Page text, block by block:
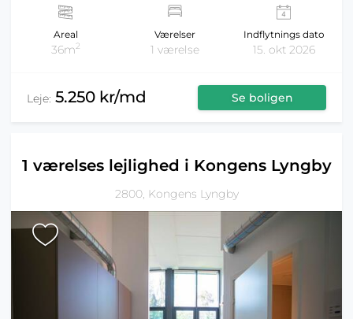
Areal
36m2
Værelser
1 værelse
Indflytnings dato
15. okt 2026
Leje: 5.250 kr/md Se boligen
1 værelses lejlighed i Kongens Lyngby
2800, Kongens Lyngby